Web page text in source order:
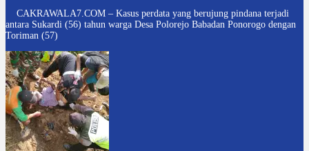
7
CAKRAWALA7.COM – Kasus perdata yang berujung pindana terjadi
antara Sukardi (56) tahun warga Desa Polorejo Babadan Ponorogo dengan
Toriman (57)